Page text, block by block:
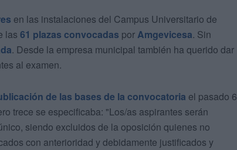
en las instalaciones del Campus Universitario de
las 61 plazas convocadas porAmgevicesa. Sin
. Desde la empresa municipal también ha querido dar
al examen.
de las bases de la convocatoria el pasado 6
trece se especificaba: "Los/as aspirantes serán
siendo excluidos de la oposición quienes no
con anterioridad y debidamente justificados y